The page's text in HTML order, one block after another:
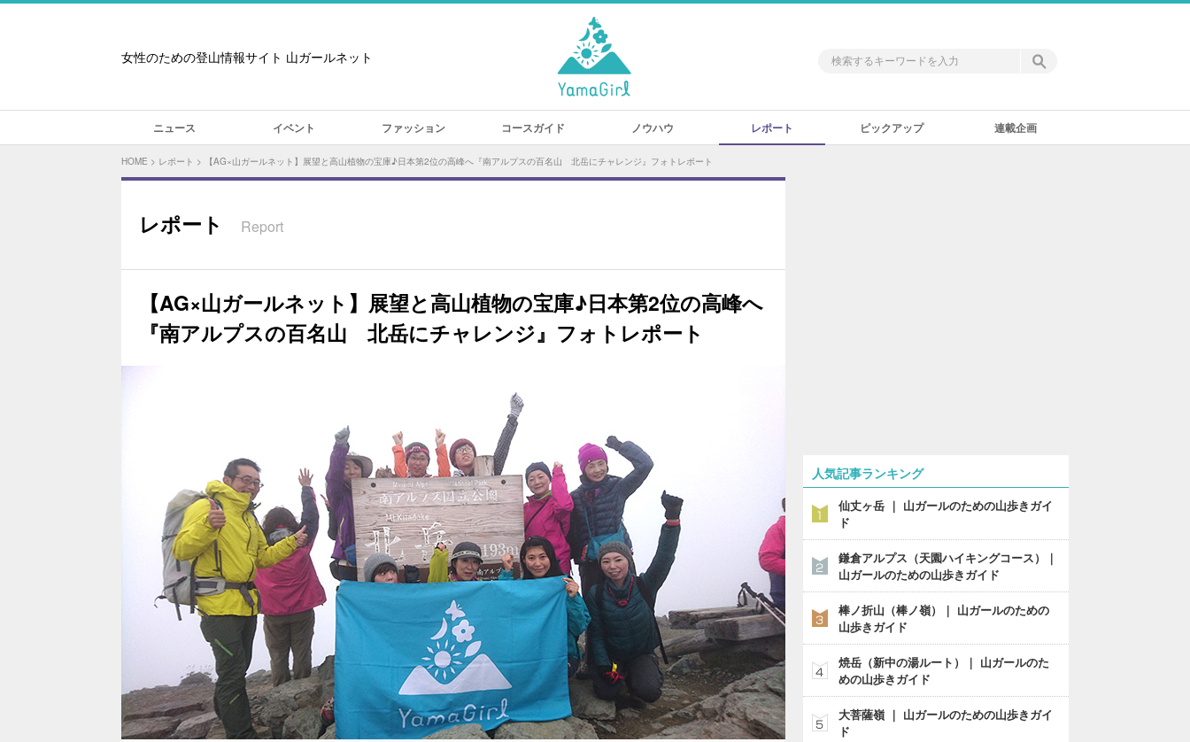
女性のための登山情報サイト 山ガールネット
ニュース イベント ファッション コースガイド ノウハウ レポート ピックアップ 連載企画
HOME > レポート > 【AG×山ガールネット】展望と高山植物の宝庫♪日本第2位の高峰へ『南アルプスの百名山 北岳にチャレンジ』フォトレポート
レポート Report
【AG×山ガールネット】展望と高山植物の宝庫♪日本第2位の高峰へ
『南アルプスの百名山 北岳にチャレンジ』フォトレポート
人気記事ランキング
仙丈ヶ岳 ｜ 山ガールのための山歩きガイ
ド
鎌倉アルプス（天園ハイキングコース）｜
山ガールのための山歩きガイド
棒ノ折山（棒ノ嶺）｜ 山ガールのための
山歩きガイド
焼岳（新中の湯ルート）｜ 山ガールのた
めの山歩きガイド
大菩薩嶺 ｜ 山ガールのための山歩きガイ
ド